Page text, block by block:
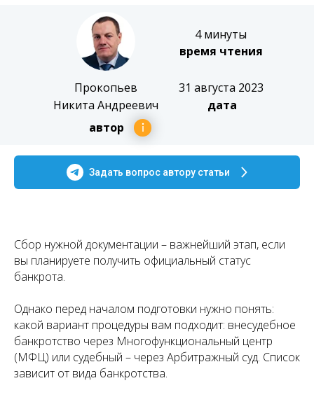
31 августа 2023
дата
4 минуты
время чтения
Прокопьев
Никита Андреевич
автор
Задать вопрос автору статьи
Сбор нужной документации – важнейший этап, если
вы планируете получить официальный статус
банкрота.
Однако перед началом подготовки нужно понять:
какой вариант процедуры вам подходит: внесудебное
банкротство через Многофункциональный центр
(МФЦ) или судебный – через Арбитражный суд. Список
зависит от вида банкротства.